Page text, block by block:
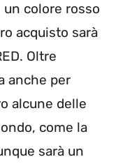
colore rosso
acquisto sarà
Oltre
anche per
alcune delle
come la
sarà un